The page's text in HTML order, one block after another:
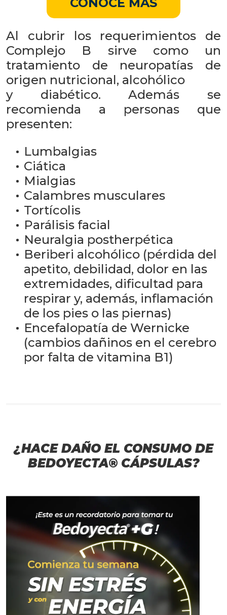
Al cubrir los requerimientos de
Complejo B sirve como un
tratamiento de neuropatías de
origen nutricional, alcohólico
y diabético. Además se
recomienda a personas que
presenten:
Lumbalgias
Ciática
Mialgias
Calambres musculares
Tortícolis
Parálisis facial
Neuralgia postherpética
Beriberi alcohólico (pérdida del
apetito, debilidad, dolor en las
extremidades, dificultad para
respirar y, además, inflamación
de los pies o las piernas)
Encefalopatía de Wernicke
(cambios dañinos en el cerebro
por falta de vitamina B1)
¿HACE DAÑO EL CONSUMO DE
BEDOYECTA® CÁPSULAS?